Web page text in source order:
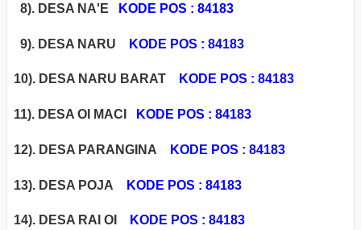
8). DESA NA'E KODE POS : 84183
9). DESA NARU KODE POS : 84183
10). DESA NARU BARAT KODE POS : 84183
11). DESA OI MACI KODE POS : 84183
12). DESA PARANGINA KODE POS : 84183
13). DESA POJA KODE POS : 84183
14). DESA RAI OI KODE POS : 84183